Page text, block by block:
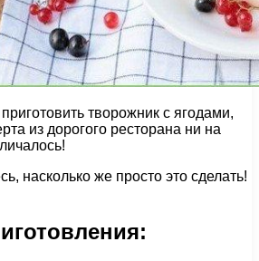
творожник с ягодами,
из дорогого ресторана ни на
насколько же просто это сделать!